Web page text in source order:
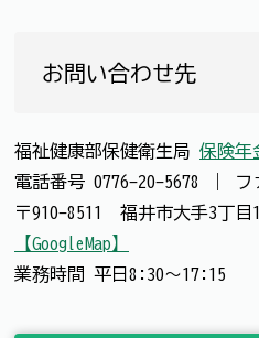
お問い合わせ先
福祉健康部保健衛生局 保険年
電話番号 0776-20-5678 フ
〒910-8511 福井市大手3丁目
【GoogleMap】
業務時間 平日8:30～17:15